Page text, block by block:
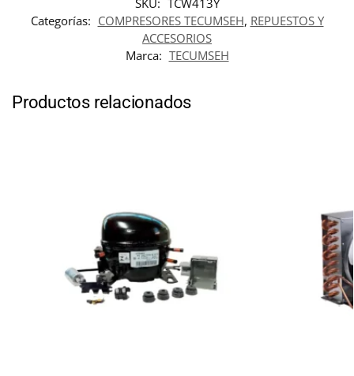
Categorías: COMPRESORES TECUMSEH, REPUESTOS Y
ACCESORIOS
Marca: TECUMSEH
Productos relacionados